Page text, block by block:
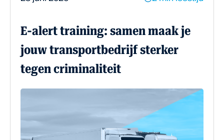
E-alert training: samen maak je
jouw transportbedrijf sterker
tegen criminaliteit